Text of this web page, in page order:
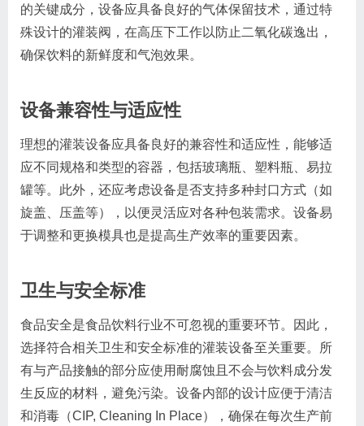
的关键成分，设备应具备良好的气体保留技术，通过特
殊设计的灌装阀，在高压下工作以防止二氧化碳逸出，
确保饮料的新鲜度和气泡效果。
设备兼容性与适应性
理想的灌装设备应具备良好的兼容性和适应性，能够适
应不同规格和类型的容器，包括玻璃瓶、塑料瓶、易拉
罐等。此外，还应考虑设备是否支持多种封口方式（如
旋盖、压盖等），以便灵活应对各种包装需求。设备易
于调整和更换模具也是提高生产效率的重要因素。
卫生与安全标准
食品安全是食品饮料行业不可忽视的重要环节。因此，
选择符合相关卫生和安全标准的灌装设备至关重要。所
有与产品接触的部分应使用耐腐蚀且不会与饮料成分发
生反应的材料，避免污染。设备内部的设计应便于清洁
和消毒（CIP, Cleaning In Place），确保在每次生产前